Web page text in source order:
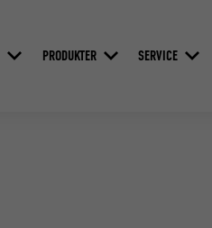
PRODUKTER SERVICE